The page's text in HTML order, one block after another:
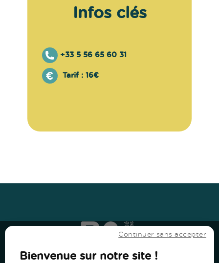
Infos clés
+33 5 56 65 60 31
Tarif : 16€
Continuer sans accepter
Bienvenue sur notre site !